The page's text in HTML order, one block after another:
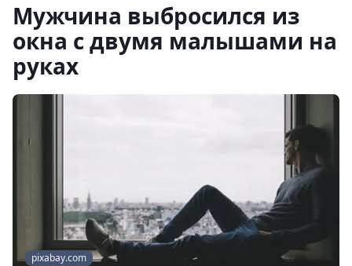
Мужчина выбросился из
окна с двумя малышами на
руках
pixabay.com